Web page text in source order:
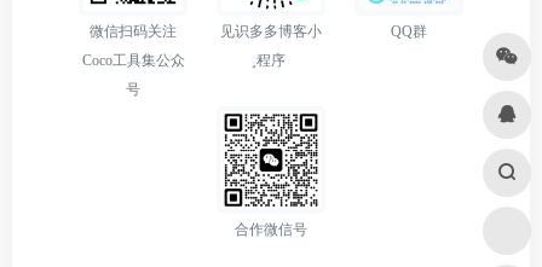
微信扫码关注
Coco工具集公众
号
见识多多博客小
程序
QQ群
合作微信号